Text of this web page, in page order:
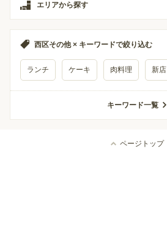
エリアから探す
西区その他 × キーワードで絞り込む
ランチ ケーキ 肉料理 新店
キーワード一覧
ページトップ